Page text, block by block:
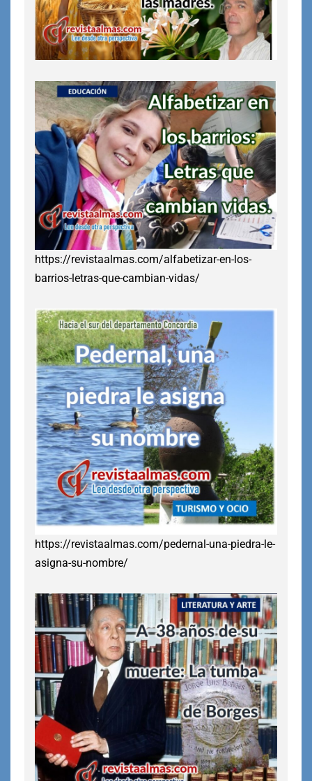
https://revistaalmas.com/alfabetizar-en-los-
barrios-letras-que-cambian-vidas/
https://revistaalmas.com/pedernal-una-piedra-le-
asigna-su-nombre/